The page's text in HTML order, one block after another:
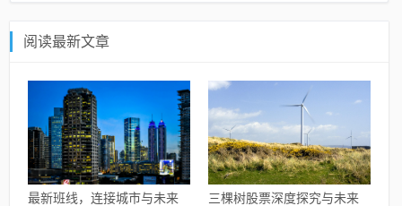
阅读最新文章
最新班线，连接城市与未来
三棵树股票深度探究与未来